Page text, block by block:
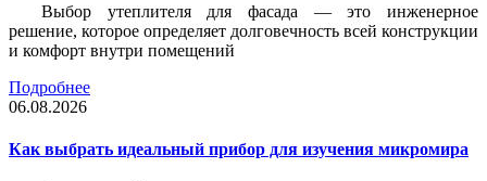
Выбор утеплителя для фасада — это инженерное
решение, которое определяет долговечность всей конструкции
и комфорт внутри помещений
Подробнее
06.08.2026
Как выбрать идеальный прибор для изучения микромира